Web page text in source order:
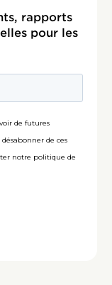
rapports
pour les